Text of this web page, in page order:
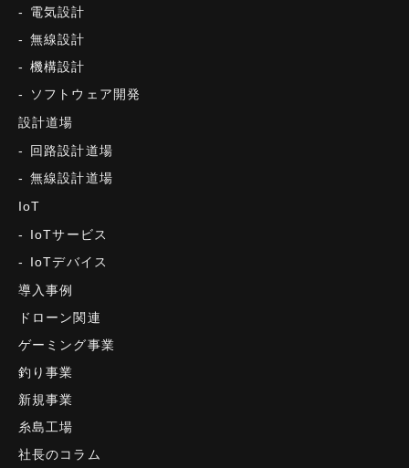
電気設計
無線設計
機構設計
ソフトウェア開発
設計道場
回路設計道場
無線設計道場
IoT
IoTサービス
IoTデバイス
導入事例
ドローン関連
ゲーミング事業
釣り事業
新規事業
糸島工場
社長のコラム